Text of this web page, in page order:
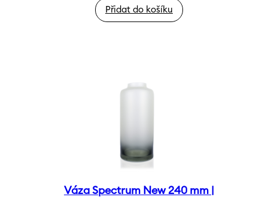
Přidat do košíku
Váza Spectrum New 240 mm |